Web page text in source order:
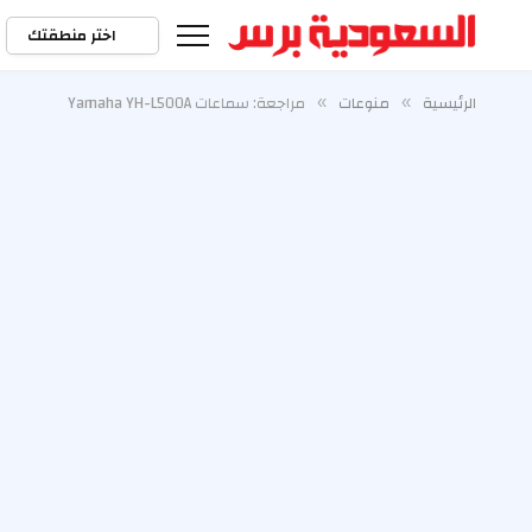
اختر منطقتك
الرئيسية » منوعات » مراجعة: سماعات Yamaha YH-L500A